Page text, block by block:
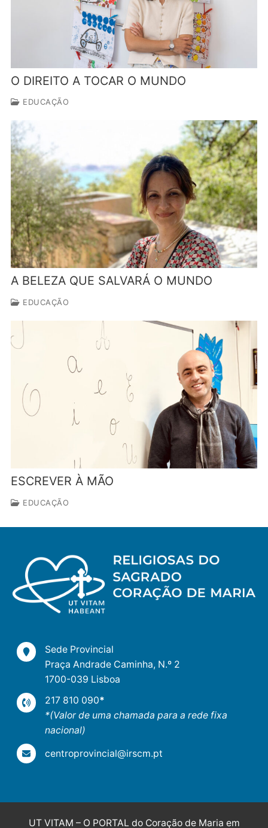
O DIREITO A TOCAR O MUNDO
EDUCAÇÃO
A BELEZA QUE SALVARÁ O MUNDO
EDUCAÇÃO
ESCREVER À MÃO
EDUCAÇÃO
Sede Provincial
Praça Andrade Caminha, N.º 2
1700-039 Lisboa
217 810 090*
*(Valor de uma chamada para a rede fixa
nacional)
centroprovincial@irscm.pt
UT VITAM – O PORTAL do Coração de Maria em